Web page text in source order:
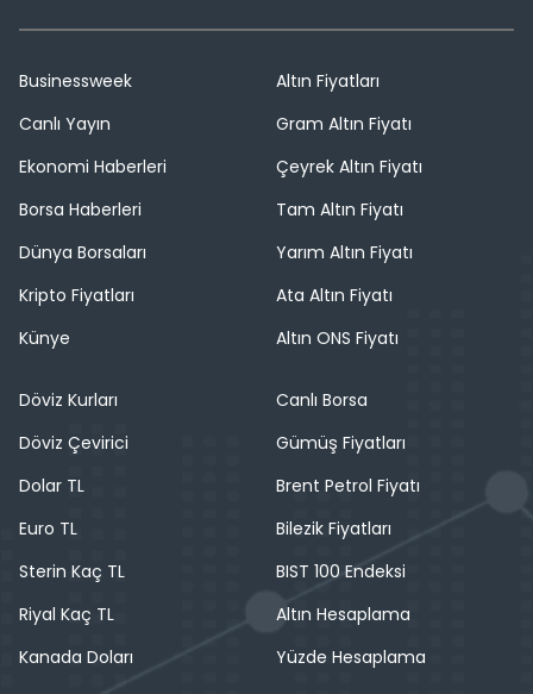
Businessweek
Canlı Yayın
Ekonomi Haberleri
Borsa Haberleri
Dünya Borsaları
Kripto Fiyatları
Künye
Altın Fiyatları
Gram Altın Fiyatı
Çeyrek Altın Fiyatı
Tam Altın Fiyatı
Yarım Altın Fiyatı
Ata Altın Fiyatı
Altın ONS Fiyatı
Döviz Kurları
Döviz Çevirici
Dolar TL
Euro TL
Sterin Kaç TL
Riyal Kaç TL
Kanada Doları
Canlı Borsa
Gümüş Fiyatları
Brent Petrol Fiyatı
Bilezik Fiyatları
BIST 100 Endeksi
Altın Hesaplama
Yüzde Hesaplama